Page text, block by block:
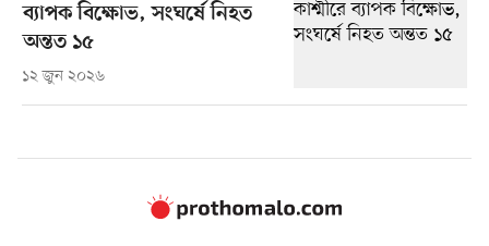
ব্যাপক বিক্ষোভ, সংঘর্ষে নিহত
অন্তত ১৫
১২ জুন ২০২৬